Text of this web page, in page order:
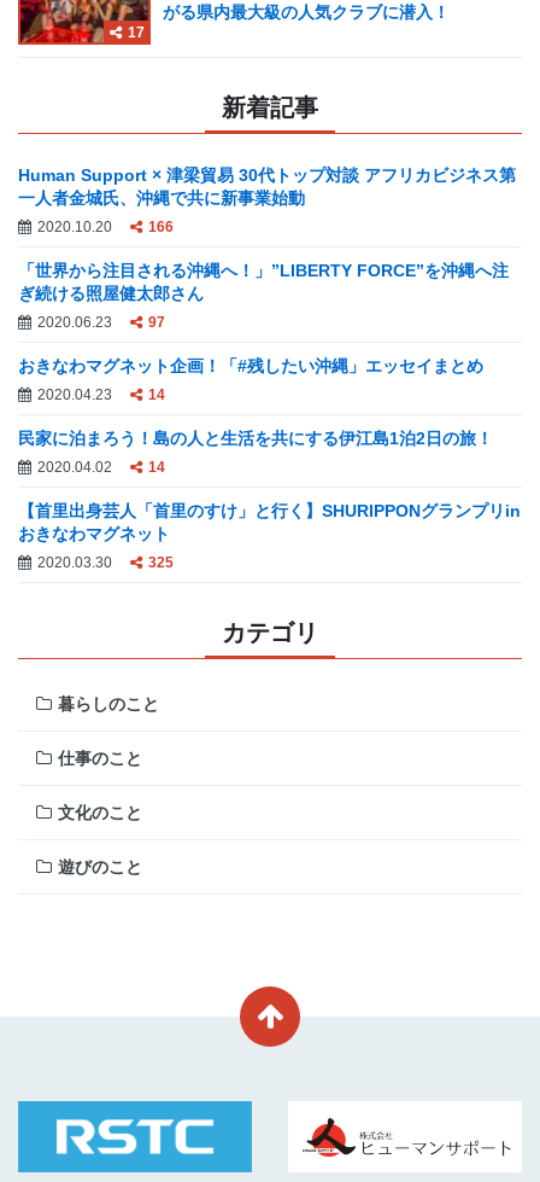
17
がる県内最大級の人気クラブに潜入！
新着記事
Human Support × 津梁貿易 30代トップ対談 アフリカビジネス第
一人者金城氏、沖縄で共に新事業始動
2020.10.20 166
「世界から注目される沖縄へ！」”LIBERTY FORCE”を沖縄へ注
ぎ続ける照屋健太郎さん
2020.06.23 97
おきなわマグネット企画！「#残したい沖縄」エッセイまとめ
2020.04.23 14
民家に泊まろう！島の人と生活を共にする伊江島1泊2日の旅！
2020.04.02 14
【首里出身芸人「首里のすけ」と行く】SHURIPPONグランプリin
おきなわマグネット
2020.03.30 325
カテゴリ
暮らしのこと
仕事のこと
文化のこと
遊びのこと